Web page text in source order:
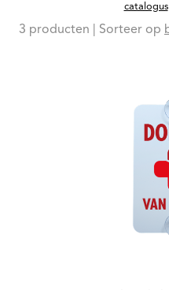
catalogus
3 producten | Sorteer op